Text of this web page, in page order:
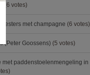
(6 votes)
met champagne (6 votes)
(Peter Goossens) (5 votes)
met paddenstoelenmengeling in